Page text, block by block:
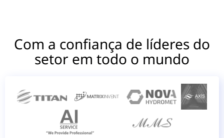
Com a confiança de líderes do
setor em todo o mundo